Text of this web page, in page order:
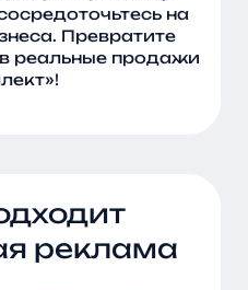
на
Превратите
реальные продажи
реклама